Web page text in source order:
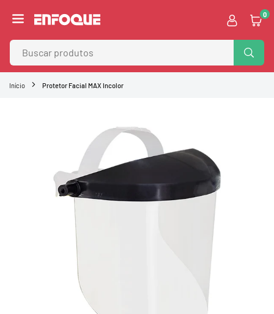
para
ConteúdoVISUAL
0
Início Protetor Facial MAX Incolor